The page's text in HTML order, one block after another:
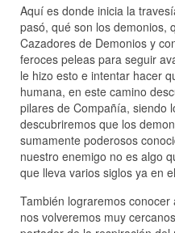
Aquí es donde inicia la
pasó, qué son los demonios,
Cazadores de Demonios y
feroces peleas para seguir
le hizo esto e intentar hacer
humana, en este camino
pilares de Compañía, siendo
descubriremos que los
sumamente poderosos
nuestro enemigo no es algo
que lleva varios siglos ya en
También lograremos
nos volveremos muy